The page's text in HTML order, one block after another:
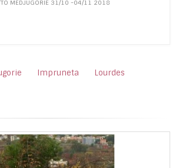
MEDJUGORIE 31/10 -04/11 2018
Impruneta Lourdes